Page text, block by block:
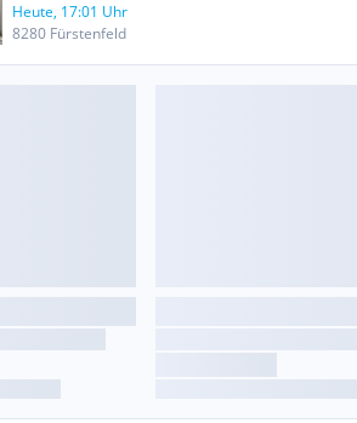
Heute, 17:01 Uhr
8280 Fürstenfeld